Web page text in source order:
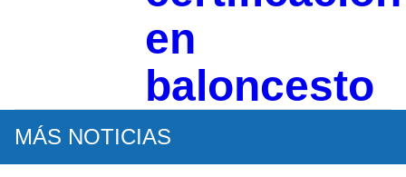
en
baloncesto
MÁS NOTICIAS